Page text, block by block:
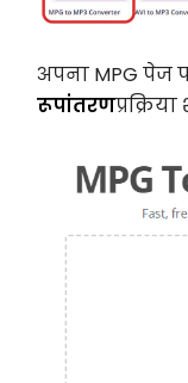
अपना MPG
रूपांतरण